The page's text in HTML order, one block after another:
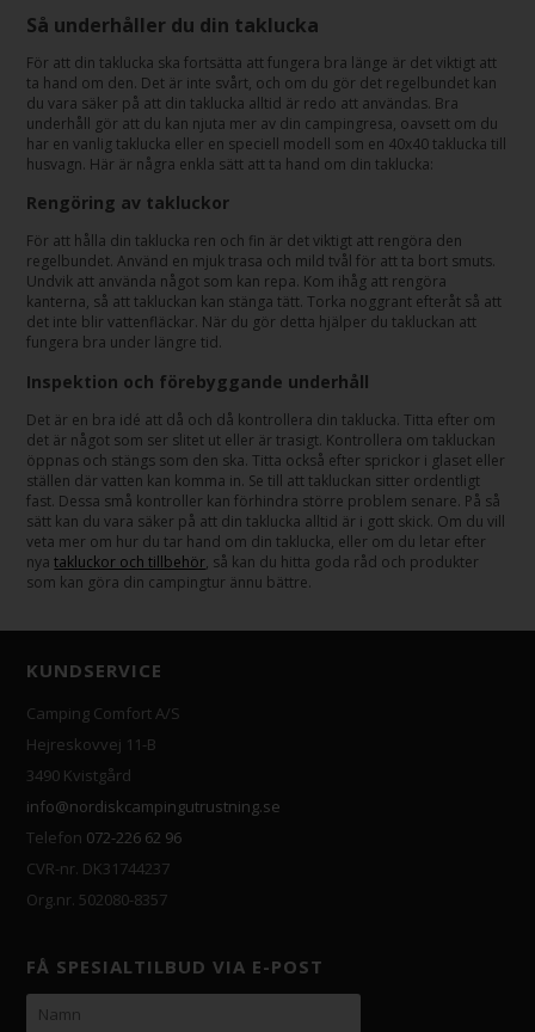
Så underhåller du din taklucka
För att din taklucka ska fortsätta att fungera bra länge är det viktigt att
ta hand om den. Det är inte svårt, och om du gör det regelbundet kan
du vara säker på att din taklucka alltid är redo att användas. Bra
underhåll gör att du kan njuta mer av din campingresa, oavsett om du
har en vanlig taklucka eller en speciell modell som en 40x40 taklucka till
husvagn. Här är några enkla sätt att ta hand om din taklucka:
Rengöring av takluckor
För att hålla din taklucka ren och fin är det viktigt att rengöra den
regelbundet. Använd en mjuk trasa och mild tvål för att ta bort smuts.
Undvik att använda något som kan repa. Kom ihåg att rengöra
kanterna, så att takluckan kan stänga tätt. Torka noggrant efteråt så att
det inte blir vattenfläckar. När du gör detta hjälper du takluckan att
fungera bra under längre tid.
Inspektion och förebyggande underhåll
Det är en bra idé att då och då kontrollera din taklucka. Titta efter om
det är något som ser slitet ut eller är trasigt. Kontrollera om takluckan
öppnas och stängs som den ska. Titta också efter sprickor i glaset eller
ställen där vatten kan komma in. Se till att takluckan sitter ordentligt
fast. Dessa små kontroller kan förhindra större problem senare. På så
sätt kan du vara säker på att din taklucka alltid är i gott skick. Om du vill
veta mer om hur du tar hand om din taklucka, eller om du letar efter
nyatakluckor och tillbehör, så kan du hitta goda råd och produkter
som kan göra din campingtur ännu bättre.
KUNDSERVICE
Camping Comfort A/S
Hejreskovvej 11-B
3490 Kvistgård
info@nordiskcampingutrustning.se
Telefon 072-226 62 96
CVR-nr. DK31744237
Org.nr. 502080-8357
FÅ SPESIALTILBUD VIA E-POST